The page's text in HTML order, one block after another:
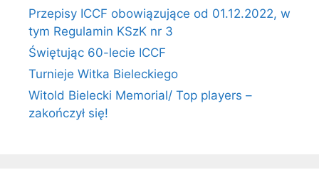
Przepisy ICCF obowiązujące od 01.12.2022, w
tym Regulamin KSzK nr 3
Świętując 60-lecie ICCF
Turnieje Witka Bieleckiego
Witold Bielecki Memorial/ Top players –
zakończył się!